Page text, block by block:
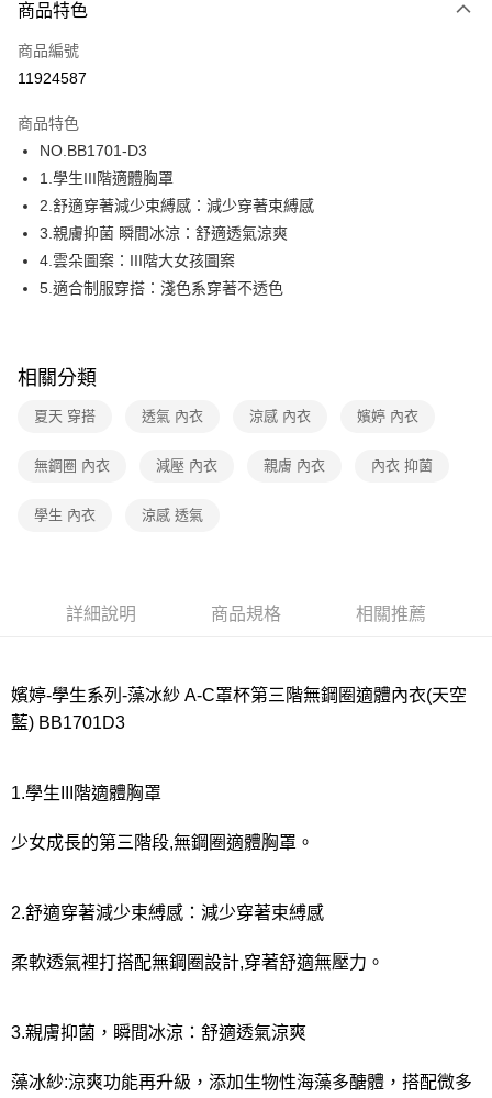
LINE Pay
街口支付
運送方式
全家取貨付款
每筆NT$80，滿NT$1,000(含以上)免運費
付款後全家取貨
每筆NT$80，滿NT$1,000(含以上)免運費
每筆NT$80，滿NT$1,000(含以上)免運費
宅配
付款後門市自取
商品特色
商品編號
11924587
商品特色
NO.BB1701-D3
1.學生III階適體胸罩
2.舒適穿著減少束縛感：減少穿著束縛感
3.親膚抑菌 瞬間冰涼：舒適透氣涼爽
4.雲朵圖案：III階大女孩圖案
5.適合制服穿搭：淺色系穿著不透色
相關分類
夏天 穿搭 透氣 內衣 涼感 內衣 嬪婷 內衣
無鋼圈 內衣 減壓 內衣 親膚 內衣 內衣 抑菌
學生 內衣 涼感 透氣
詳細說明 商品規格 相關推薦
嬪婷-學生系列-藻冰紗 A-C罩杯第三階無鋼圈適體內衣(天空
藍) BB1701D3
1.學生III階適體胸罩
少女成長的第三階段,無鋼圈適體胸罩。
2.舒適穿著減少束縛感：減少穿著束縛感
柔軟透氣裡打搭配無鋼圈設計,穿著舒適無壓力。
3.親膚抑菌，瞬間冰涼：舒適透氣涼爽
藻冰紗:涼爽功能再升級，添加生物性海藻多醣體，搭配微多